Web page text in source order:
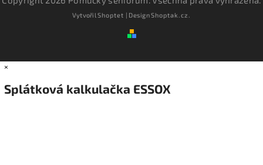
VytvořilShoptet | DesignShoptak.cz.
×
Splátková kalkulačka ESSOX